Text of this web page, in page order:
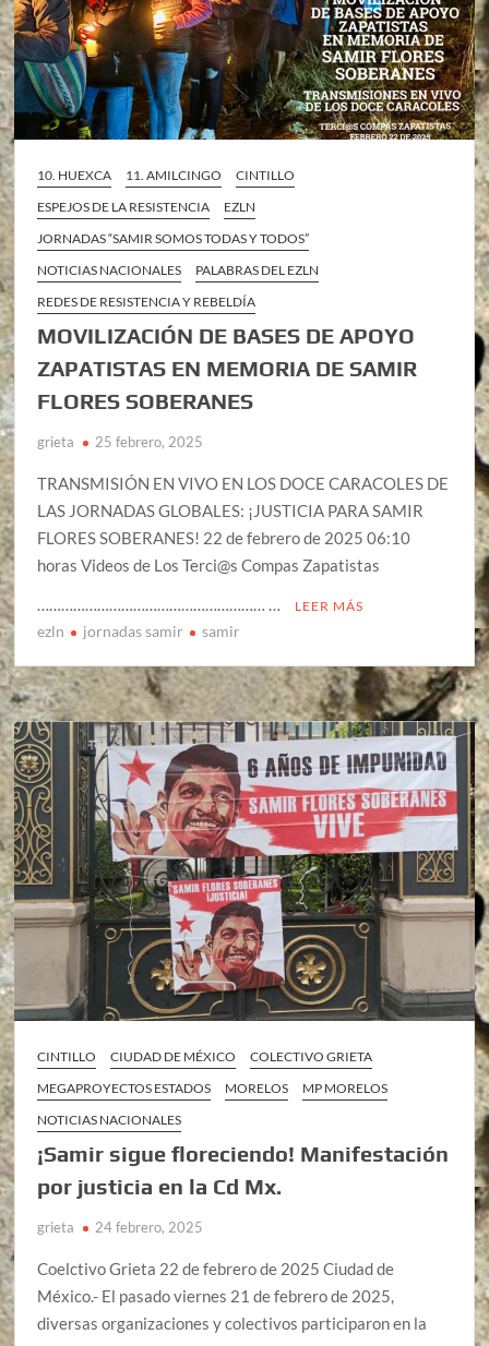
10. HUEXCA 11. AMILCINGO
CINTILLO
ESPEJOS DE LA RESISTENCIA
EZLN
JORNADAS “SAMIR SOMOS TODAS Y TODOS”
NOTICIAS NACIONALES
PALABRAS DEL EZLN
REDES DE RESISTENCIA Y REBELDÍA
MOVILIZACIÓN DE BASES DE APOYO
ZAPATISTAS EN MEMORIA DE SAMIR
FLORES SOBERANES
grieta 25 febrero, 2025
TRANSMISIÓN EN VIVO EN LOS DOCE CARACOLES DE
LAS JORNADAS GLOBALES: ¡JUSTICIA PARA SAMIR
FLORES SOBERANES! 22 de febrero de 2025 06:10
horas Videos de Los Terci@s Compas Zapatistas
………………………………………………… …
LEER MÁS
ezln jornadas samir samir
CINTILLO CIUDAD DE MÉXICO
COLECTIVO GRIETA
MEGAPROYECTOS ESTADOS
MORELOS
MP MORELOS
NOTICIAS NACIONALES
¡Samir sigue floreciendo! Manifestación
por justicia en la Cd Mx.
grieta 24 febrero, 2025
Coelctivo Grieta 22 de febrero de 2025 Ciudad de
México.- El pasado viernes 21 de febrero de 2025,
diversas organizaciones y colectivos participaron en la